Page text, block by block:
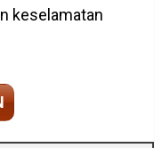
keselamatan